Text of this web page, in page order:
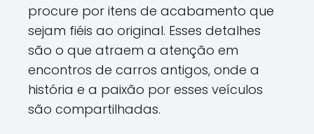
procure por itens de acabamento que
sejam fiéis ao original. Esses detalhes
são o que atraem a atenção em
encontros de carros antigos, onde a
história e a paixão por esses veículos
são compartilhadas.